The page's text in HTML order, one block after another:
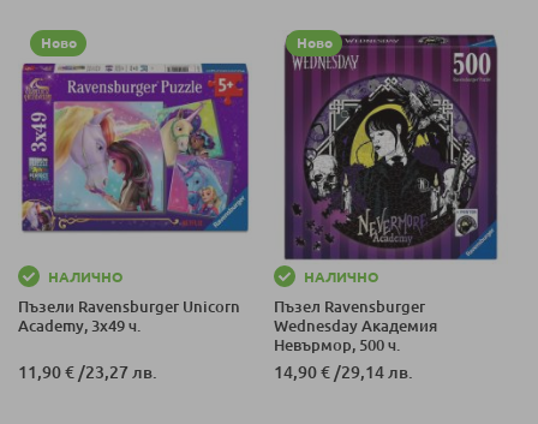
Ново
НАЛИЧНО
Пъзели Ravensburger Unicorn
Academy, 3x49 ч.
11,90 €/23,27 лв.
Ново
НАЛИЧНО
Пъзел Ravensburger
Wednesday Академия
Невърмор, 500 ч.
14,90 €/29,14 лв.